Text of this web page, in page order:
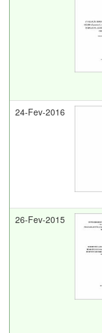
24-Fev-2016
26-Fev-2015